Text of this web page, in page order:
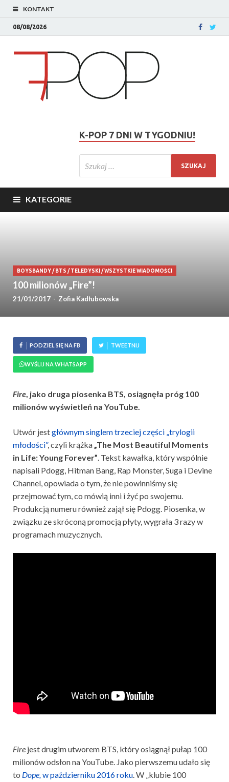
KONTAKT
08/08/2026
K-POP 7 DNI W TYGODNIU!
KATEGORIE
BOYSBANDY/BTS /TELEDYSKI /WSZYSTKIE WIADOMOŚCI
100 milionów „Fire”!
21/01/2017 - Zofia Kadłubowska
PODZIEL SIĘ NA FB TWEETNIJ
WYŚLIJ NA WHATSAPP
Fire, jako druga piosenka BTS, osiągnęła próg 100
milionów wyświetleń na YouTube.
Utwór jestgłównym singlem trzeciej części „trylogii
młodości”, czyli krążka„The Most Beautiful Moments
in Life: Young Forever”. Tekst kawałka, który wspólnie
napisali Pdogg, Hitman Bang, Rap Monster, Suga i Devine
Channel, opowiada o tym, że nie powinniśmy się
przejmować tym, co mówią inni i żyć po swojemu.
Produkcją numeru również zajął się Pdogg. Piosenka, w
związku ze skróconą promocją płyty, wygrała 3 razy w
programach muzycznych.
Fire jest drugim utworem BTS, który osiągnął pułap 100
milionów odsłon na YouTube. Jako pierwszemu udało się
to Dope,w październiku 2016 roku. W „klubie 100